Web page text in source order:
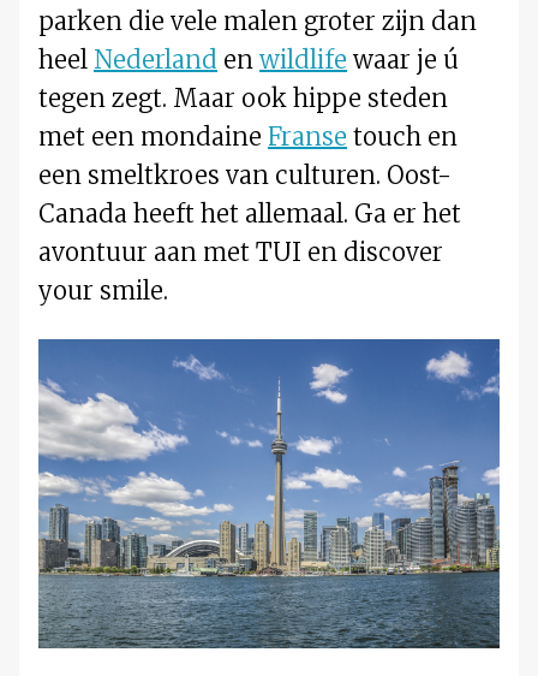
parken die vele malen groter zijn dan
heel Nederland en wildlife waar je ú
tegen zegt. Maar ook hippe steden
met een mondaine Franse touch en
een smeltkroes van culturen. Oost-
Canada heeft het allemaal. Ga er het
avontuur aan met TUI en discover
your smile.